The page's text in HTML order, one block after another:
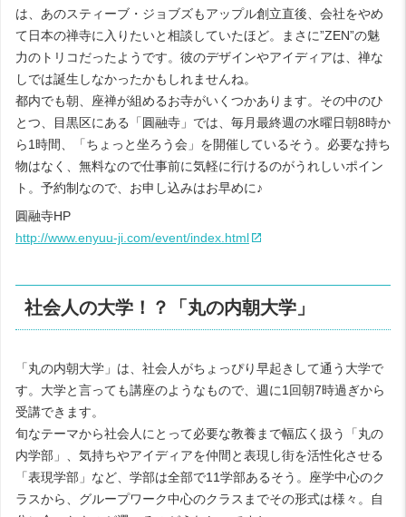
は、あのスティーブ・ジョブズもアップル創立直後、会社をやめ
て日本の禅寺に入りたいと相談していたほど。まさに”ZEN”の魅
力のトリコだったようです。彼のデザインやアイディアは、禅な
しでは誕生しなかったかもしれませんね。
都内でも朝、座禅が組めるお寺がいくつかあります。その中のひ
とつ、目黒区にある「圓融寺」では、毎月最終週の水曜日朝8時か
ら1時間、「ちょっと坐ろう会」を開催しているそう。必要な持ち
物はなく、無料なので仕事前に気軽に行けるのがうれしいポイン
ト。予約制なので、お申し込みはお早めに♪
圓融寺HP
http://www.enyuu-ji.com/event/index.html
社会人の大学！？「丸の内朝大学」
「丸の内朝大学」は、社会人がちょっぴり早起きして通う大学で
す。大学と言っても講座のようなもので、週に1回朝7時過ぎから
受講できます。
旬なテーマから社会人にとって必要な教養まで幅広く扱う「丸の
内学部」、気持ちやアイディアを仲間と表現し街を活性化させる
「表現学部」など、学部は全部で11学部あるそう。座学中心のク
ラスから、グループワーク中心のクラスまでその形式は様々。自